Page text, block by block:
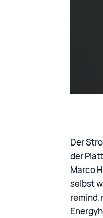
Der
der
Marco
selbst